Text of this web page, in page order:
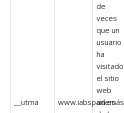
__utma www.iabspain.es
de
veces
que un
usuario
ha
visitado
el sitio
web
además